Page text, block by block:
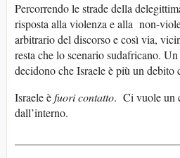
Percorrendo le strade della
risposta alla violenza e alla non-
arbitrario del discorso e così via,
resta che lo scenario sudafricano.
decidono che Israele è più un debito
Israele èfuori contatto. Ci vuole un
dall’interno.